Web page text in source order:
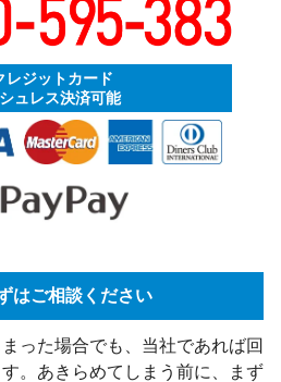
レジットカード
ュレス決済可能
はご相談ください
った場合でも、当社であれば回
。あきらめてしまう前に、まず